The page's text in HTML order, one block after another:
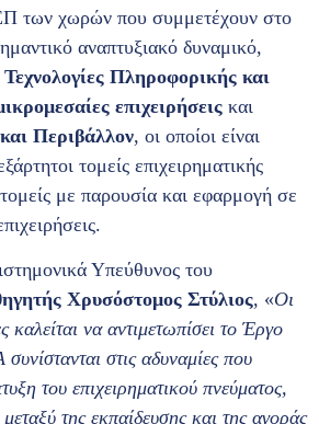
των χωρών που συμμετέχουν στο
αναπτυξιακό δυναμικό,
Πληροφορικής και
επιχειρήσεις και
Περιβάλλον, οι οποίοι είναι
τομείς επιχειρηματικής
με παρουσία και εφαρμογή σε
Υπεύθυνος του
Χρυσόστομος Στύλιος, «Οι
καλείται να αντιμετωπίσει το Έργο
στις αδυναμίες που
του επιχειρηματικού πνεύματος,
της εκπαίδευσης και της αγοράς